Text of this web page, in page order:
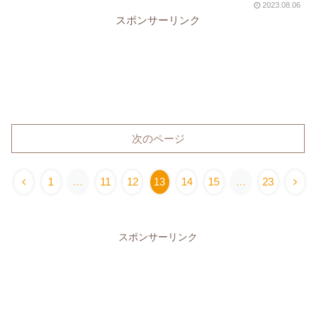
2023.08.06
スポンサーリンク
次のページ
1 … 11 12 13 14 15 … 23
スポンサーリンク